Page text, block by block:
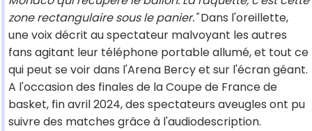
zone rectangulaire sous le panier."Dans l'oreillette,
une voix décrit au spectateur malvoyant les autres
fans agitant leur téléphone portable allumé, et tout ce
qui peut se voir dans l'Arena Bercy et sur l'écran géant.
A l'occasion des finales de la Coupe de France de
basket, fin avril 2024, des spectateurs aveugles ont pu
suivre des matches grâce à l'audiodescription.